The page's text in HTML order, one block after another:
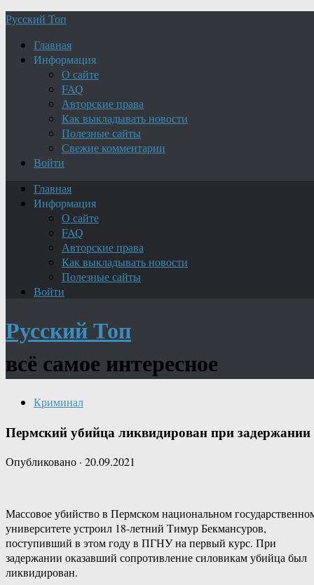
Русский Топ
Главная
Информация
О сайте
FAQ
Авторские права
Как выкладывать новости
Полезные сайты
Свежие комментарии
Войти
Главная
Информация
О сайте
FAQ
Авторские права
Как выкладывать новости
Полезные сайты
Войти
Русский Топ
всё самое интересное
Криминал
Пермский убийца ликвидирован при задержании
Опубликовано · 20.09.2021
Массовое убийство в Пермском национальном
университете устроил 18-летний Тимур Бекмансуров,
поступивший в этом году в ПГНУ на первый курс. При
задержании оказавший сопротивление силовикам убийца был
ликвидирован.